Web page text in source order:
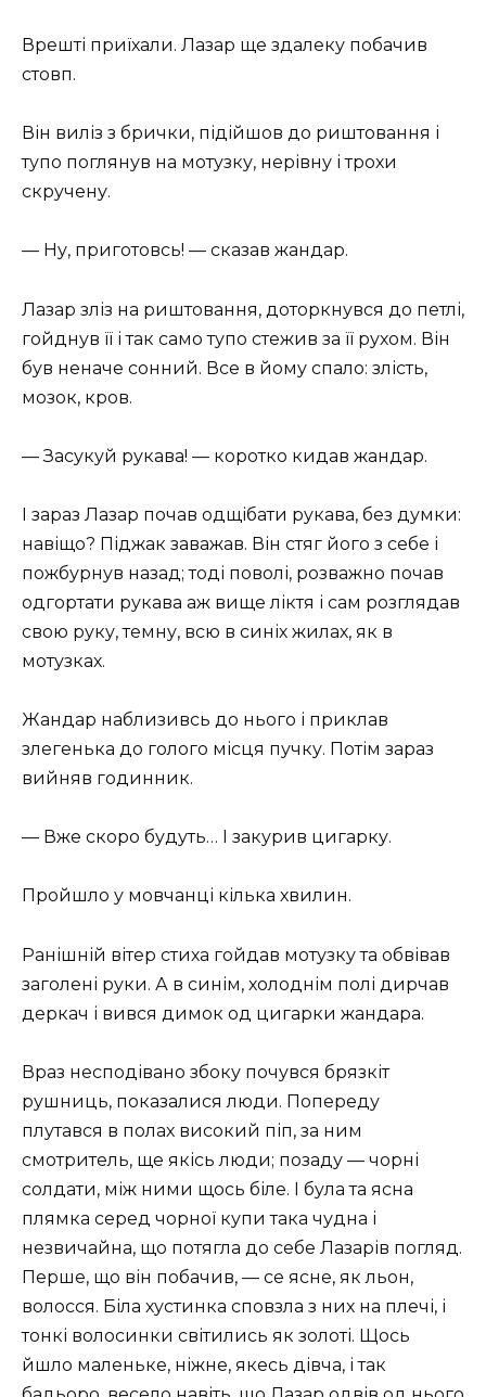
Врешті приїхали. Лазар ще здалеку побачив
стовп.
Він виліз з брички, підійшов до риштовання і
тупо поглянув на мотузку, нерівну і трохи
скручену.
— Ну, приготовсь! — сказав жандар.
Лазар зліз на риштовання, доторкнувся до петлі,
гойднув її і так само тупо стежив за її рухом. Він
був неначе сонний. Все в йому спало: злість,
мозок, кров.
— Засукуй рукава! — коротко кидав жандар.
І зараз Лазар почав одщібати рукава, без думки:
навіщо? Піджак заважав. Він стяг його з себе і
пожбурнув назад; тоді поволі, розважно почав
одгортати рукава аж вище ліктя і сам розглядав
свою руку, темну, всю в синіх жилах, як в
мотузках.
Жандар наблизивсь до нього і приклав
злегенька до голого місця пучку. Потім зараз
вийняв годинник.
— Вже скоро будуть… І закурив цигарку.
Пройшло у мовчанці кілька хвилин.
Ранішній вітер стиха гойдав мотузку та обвівав
заголені руки. А в синім, холоднім полі дирчав
деркач і вився димок од цигарки жандара.
Враз несподівано збоку почувся брязкіт
рушниць, показалися люди. Попереду
плутався в полах високий піп, за ним
смотритель, ще якісь люди; позаду — чорні
солдати, між ними щось біле. І була та ясна
плямка серед чорної купи така чудна і
незвичайна, що потягла до себе Лазарів погляд.
Перше, що він побачив, — се ясне, як льон,
волосся. Біла хустинка сповзла з них на плечі, і
тонкі волосинки світились як золоті. Щось
йшло маленьке, ніжне, якесь дівча, і так